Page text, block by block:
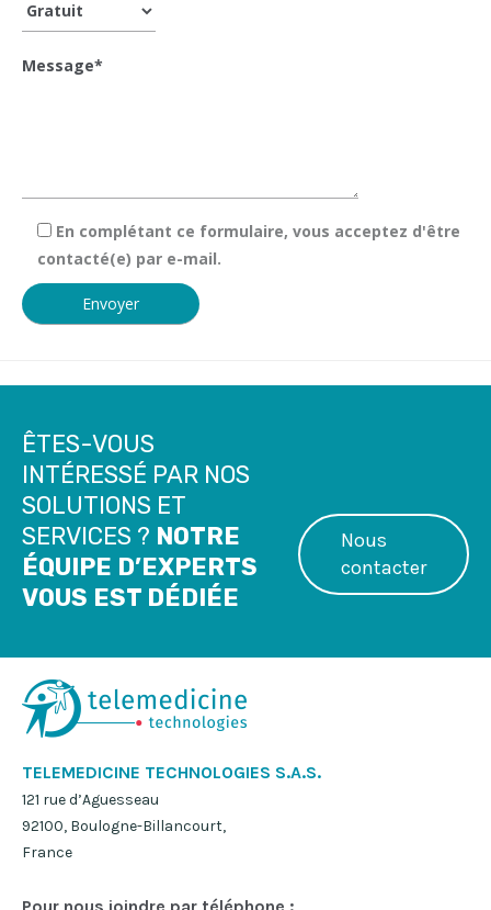
En complétant ce formulaire, vous acceptez d'être
contacté(e) par e-mail.
ÊTES-VOUS
INTÉRESSÉ PAR NOS
SOLUTIONS ET
SERVICES ? NOTRE
ÉQUIPE D’EXPERTS
VOUS EST DÉDIÉE
Nous
contacter
TELEMEDICINE TECHNOLOGIES S.A.S.
121 rue d’Aguesseau
92100, Boulogne-Billancourt,
France
Pour nous joindre par téléphone :